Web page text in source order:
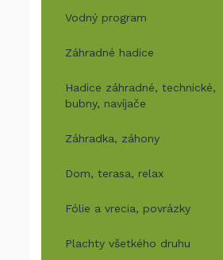
Vodný program
Záhradné hadice
Hadice záhradné, technické,
bubny, navíjače
Záhradka, záhony
Dom, terasa, relax
Fólie a vrecia, povrázky
Plachty všetkého druhu